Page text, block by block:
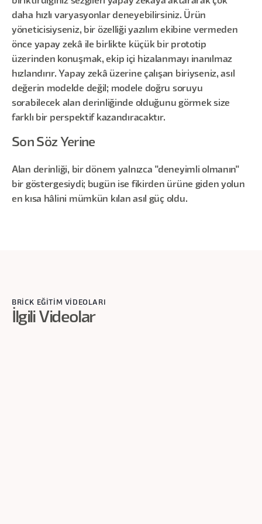
daha hızlı varyasyonlar deneyebilirsiniz. Ürün
yöneticisiyseniz, bir özelliği yazılım ekibine vermeden
önce yapay zekâ ile birlikte küçük bir prototip
üzerinden konuşmak, ekip içi hizalanmayı inanılmaz
hızlandırır. Yapay zekâ üzerine çalışan biriyseniz, asıl
değerin modelde değil; modele doğru soruyu
sorabilecek alan derinliğinde olduğunu görmek size
farklı bir perspektif kazandıracaktır.
Son Söz Yerine
Alan derinliği, bir dönem yalnızca "deneyimli olmanın"
bir göstergesiydi; bugün ise fikirden ürüne giden yolun
en kısa hâlini mümkün kılan asıl güç oldu.
BRİCK EĞİTİM VİDEOLARI
İlgili Videolar